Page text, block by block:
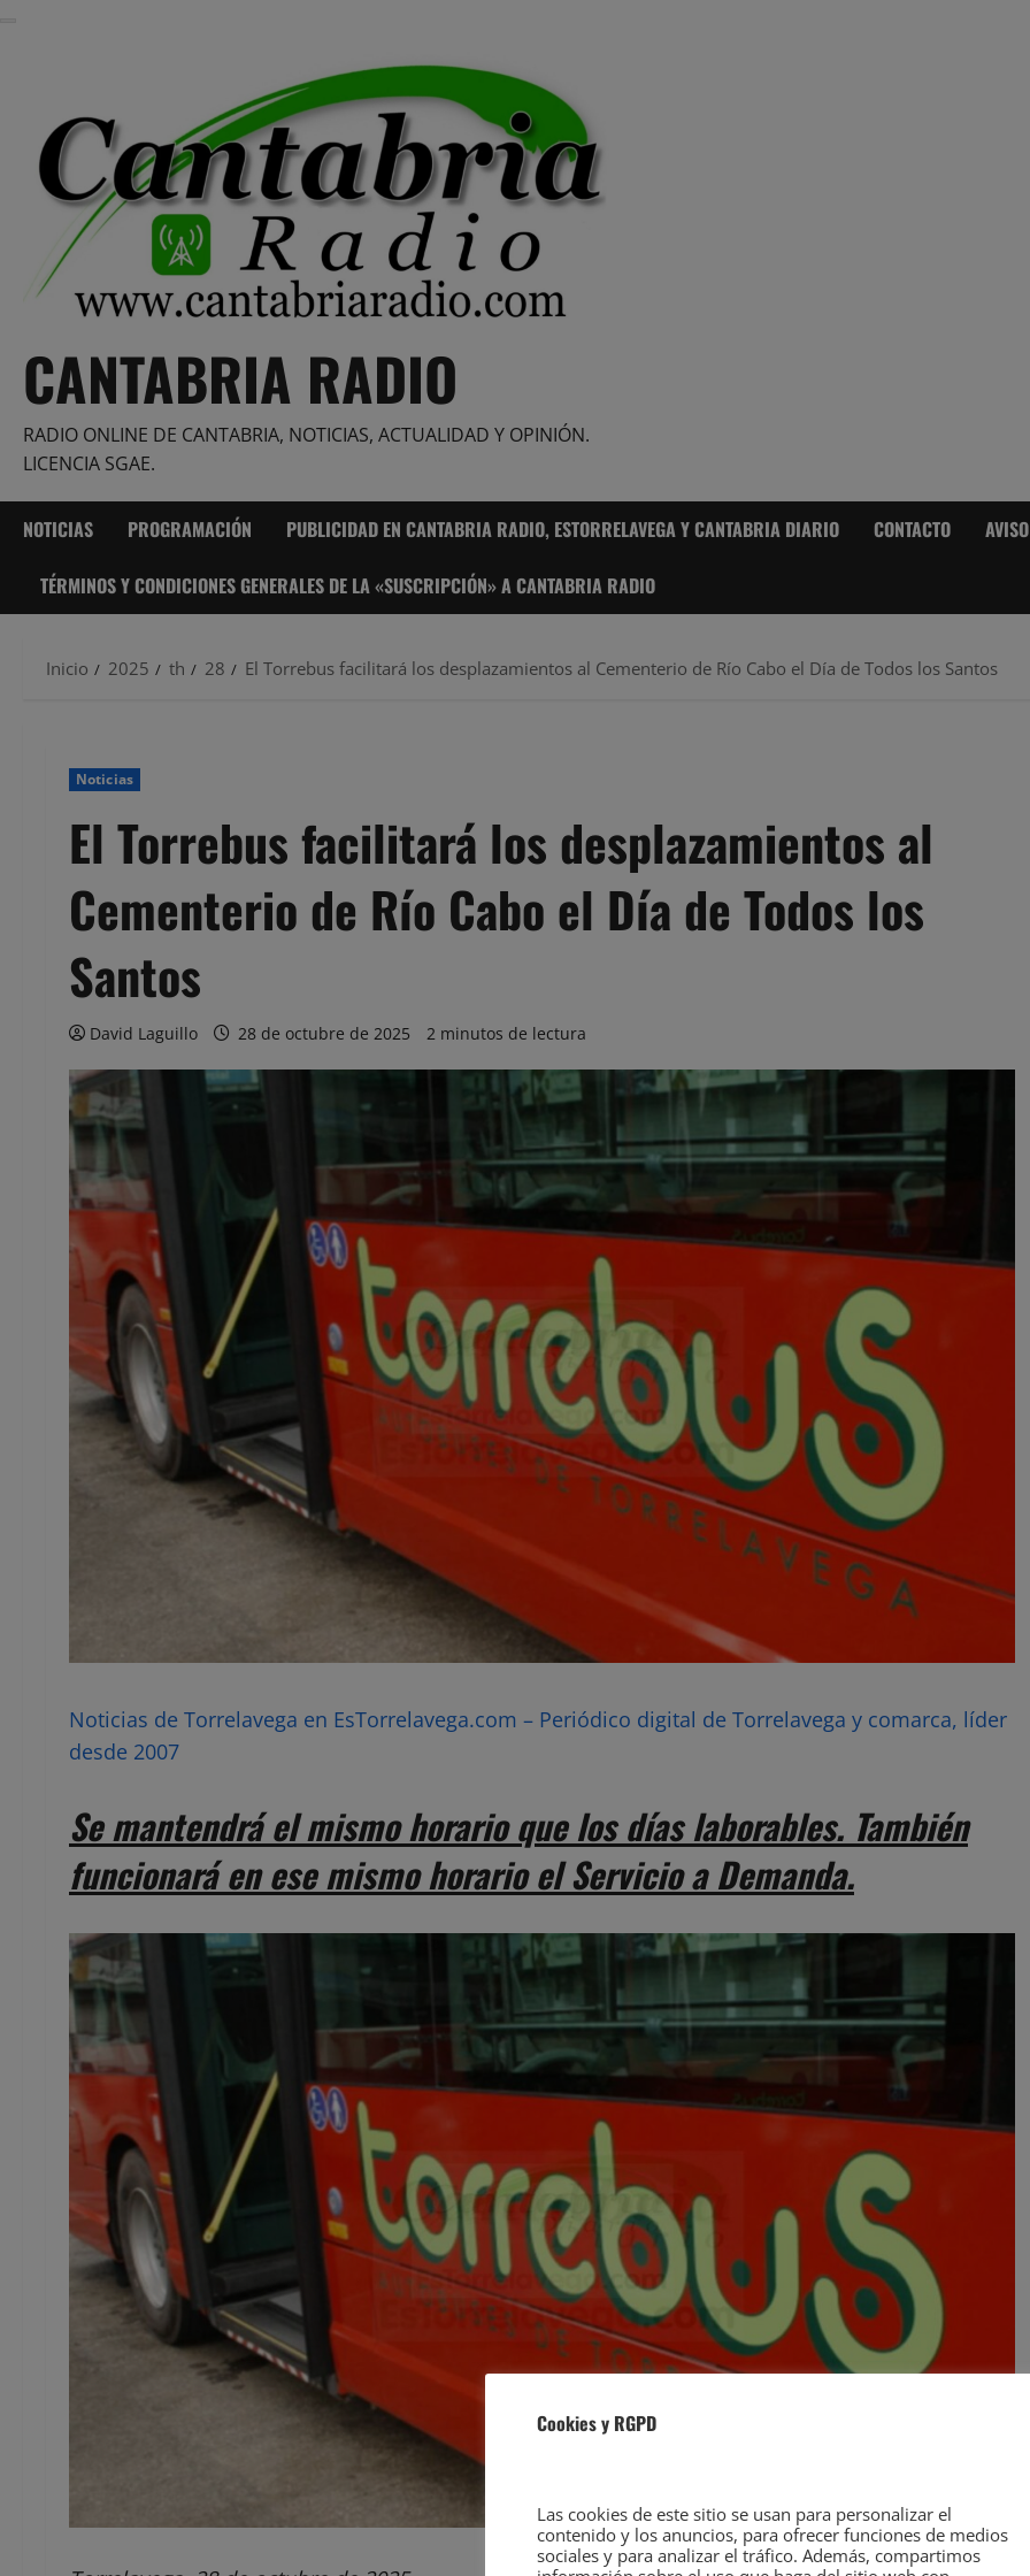
CANTABRIA RADIO
RADIO ONLINE DE CANTABRIA, NOTICIAS, ACTUALIDAD Y OPINIÓN.
LICENCIA SGAE.
NOTICIAS PROGRAMACIÓN PUBLICIDAD EN CANTABRIA RADIO, ESTORRELAVEGA Y CANTABRIA DIARIO CONTACTO
TÉRMINOS Y CONDICIONES GENERALES DE LA «SUSCRIPCIÓN» A CANTABRIA RADIO
Inicio 2025 th 28 El Torrebus facilitará los desplazamientos al Cementerio de Río Cabo el Día de Todos los Santos
Noticias
El Torrebus facilitará los desplazamientos al
Cementerio de Río Cabo el Día de Todos los
Santos
David Laguillo 28 de octubre de 2025 2 minutos de lectura
Noticias de Torrelavega en EsTorrelavega.com – Periódico digital de Torrelavega y comarca, líder
desde 2007
Se mantendrá el mismo horario que los días laborables. También
funcionará en ese mismo horario el Servicio a Demanda.
Cookies y RGPD
Las cookies de este sitio se usan para personalizar el
contenido y los anuncios, para ofrecer funciones de medios
sociales y para analizar el tráfico. Además, compartimos